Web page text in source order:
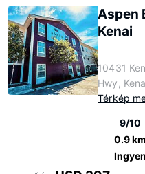
Aspen
Kenai
10431
Hwy,
Térkép
9/10
0.9 km